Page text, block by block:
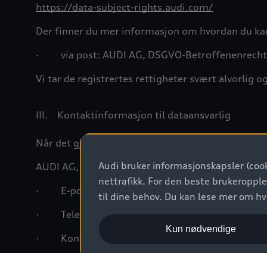
https://data-subject-rights.audi.com/
Der finner du mer informasjon om hvordan du
·
via post: AUDI AG, DSGVO-
Vi tar de registrertes rettigheter svært alvorlig
III. Kontaktinformasjon til dataansvarlig
Når det gjelder databeskyttelse, kan du også
AUDI AG, dataansvarlig, 85045 Ingolstadt,
·
E-post:
datenschutz@audi.de
·
Telefonnummer: +49841 890
·
Kontoradresse til selskapets
Audi bruker informasjonskapsler
nettrafikk. For den beste
til dine behov. Du kan lese mer om
Kun nødvendige